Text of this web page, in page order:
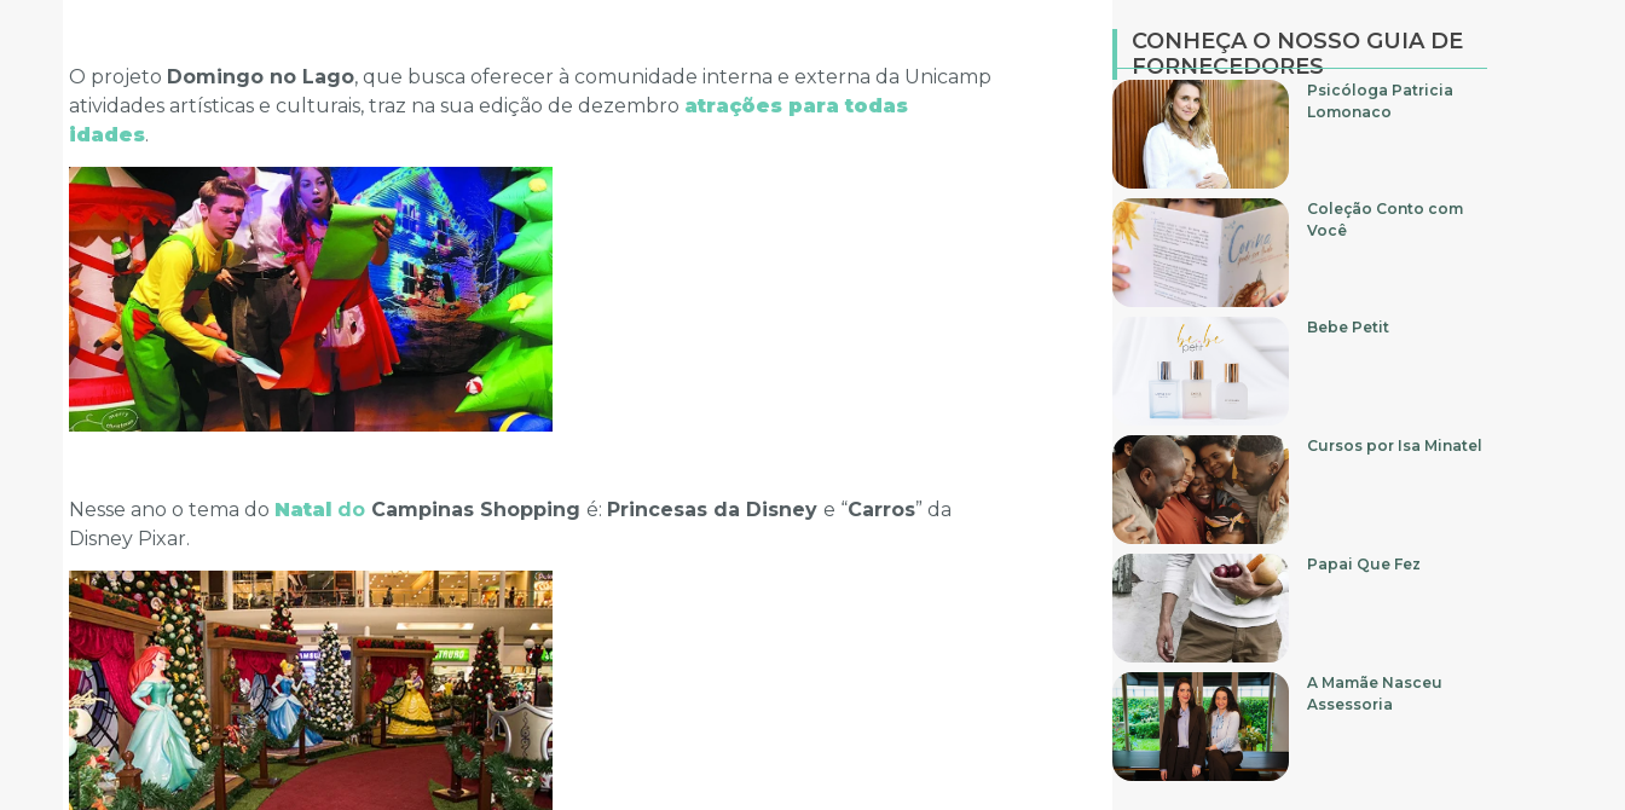
O projeto Domingo no Lago, que busca oferecer à comunidade interna e externa da Unicamp
atividades artísticas e culturais, traz na sua edição de dezembro atrações para todas
idades.
Nesse ano o tema do Natal do Campinas Shopping é: Princesas da Disney e “Carros” da
Disney Pixar.
CONHEÇA O NOSSO GUIA DE
FORNECEDORES
Psicóloga Patricia
Lomonaco
Coleção Conto com
Você
Bebe Petit
Cursos por Isa Minatel
Papai Que Fez
A Mamãe Nasceu
Assessoria